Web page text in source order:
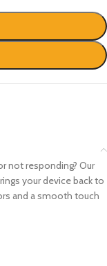
not responding? Our
your device back to
and a smooth touch